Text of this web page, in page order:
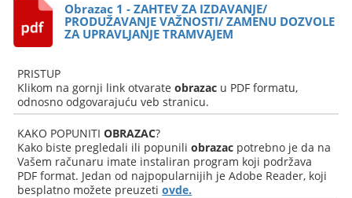
Obrazac 1 - ZAHTEV ZA IZDAVANJE/
PRODUŽAVANJE VAŽNOSTI/ ZAMENU DOZVOLE
ZA UPRAVLJANJE TRAMVAJEM
PRISTUP
Klikom na gornji link otvarateobrazac u PDF formatu,
odnosno odgovarajuću veb stranicu.
KAKO POPUNITIOBRAZAC?
Kako biste pregledali ili popuniliobrazac potrebno je da na
Vašem računaru imate instaliran program koji podržava
PDF format. Jedan od najpopularnijih je Adobe Reader, koji
besplatno možete preuzetiovde.